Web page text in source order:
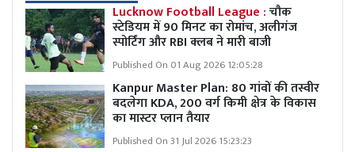
Lucknow Football League :चौक
स्टेडियम में 90 मिनट का रोमांच, अलीगंज
स्पोर्टिंग और RBI क्लब ने मारी बाजी
Published On 01 Aug 2026 12:05:28
Kanpur Master Plan: 80 गांवों की तस्वीर
बदलेगा KDA, 200 वर्ग किमी क्षेत्र के विकास
का मास्टर प्लान तैयार
Published On 31 Jul 2026 15:23:23